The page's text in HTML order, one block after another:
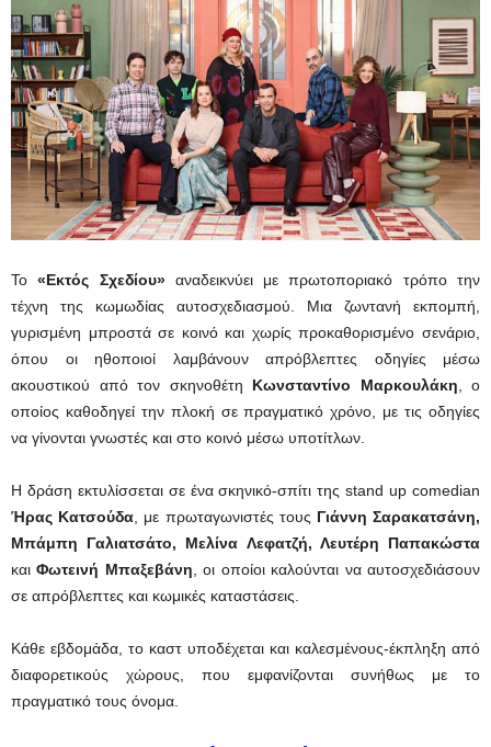
Το «Εκτός Σχεδίου»αναδεικνύει με πρωτοποριακό τρόπο την
τέχνη της κωμωδίας αυτοσχεδιασμού. Μια ζωντανή εκπομπή,
γυρισμένη μπροστά σε κοινό και χωρίς προκαθορισμένο σενάριο,
όπου οι ηθοποιοί λαμβάνουν απρόβλεπτες οδηγίες μέσω
ακουστικού από τον σκηνοθέτη Κωνσταντίνο Μαρκουλάκη , ο
οποίος καθοδηγεί την πλοκή σε πραγματικό χρόνο, με τις οδηγίες
να γίνονται γνωστές και στο κοινό μέσω υποτίτλων.
Η δράση εκτυλίσσεται σε ένα σκηνικό-σπίτι της stand up comedian
Ήρας Κατσούδα , με πρωταγωνιστές τους Γιάννη Σαρακατσάνη,
Μπάμπη Γαλιατσάτο, Μελίνα Λεφατζή, Λευτέρη Παπακώστα
καιΦωτεινή Μπαξεβάνη , οι οποίοι καλούνται να αυτοσχεδιάσουν
σε απρόβλεπτες και κωμικές καταστάσεις.
Κάθε εβδομάδα, το καστ υποδέχεται και καλεσμένους-έκπληξη από
διαφορετικούς χώρους, που εμφανίζονται συνήθως με το
πραγματικό τους όνομα.